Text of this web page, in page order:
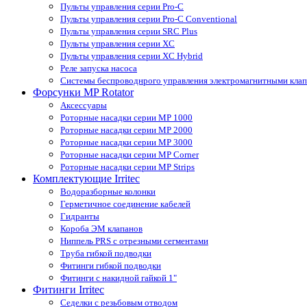
Пульты управления серии Pro-С
Пульты управления серии Pro-С Conventional
Пульты управления серии SRС Plus
Пульты управления серии XС
Пульты управления серии XС Hybrid
Реле запуска насоса
Системы беспроводнрого управления электромагнитными
Форсунки MP Rotator
Аксессуары
Роторные насадки серии MP 1000
Роторные насадки серии MP 2000
Роторные насадки серии MP 3000
Роторные насадки серии MP Corner
Роторные насадки серии MP Strips
Комплектующие Irritec
Водоразборные колонки
Герметичное соединение кабелей
Гидранты
Короба ЭМ клапанов
Ниппель PRS с отрезными сегментами
Труба гибкой подводки
Фитинги гибкой подводки
Фитинги с накидной гайкой 1"
Фитинги Irritec
Седелки с резьбовым отводом